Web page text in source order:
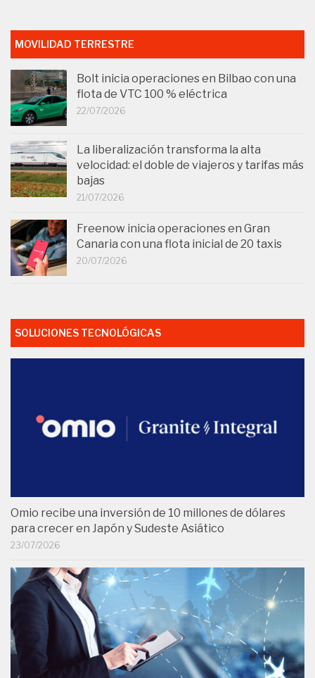
MOVILIDAD TERRESTRE
Bolt inicia operaciones en Bilbao con una
flota de VTC 100 % eléctrica
22/07/2026
La liberalización transforma la alta
velocidad: el doble de viajeros y tarifas más
bajas
21/07/2026
Freenow inicia operaciones en Gran
Canaria con una flota inicial de 20 taxis
20/07/2026
SOLUCIONES TECNOLÓGICAS
Omio recibe una inversión de 10 millones de dólares
para crecer en Japón y Sudeste Asiático
23/07/2026